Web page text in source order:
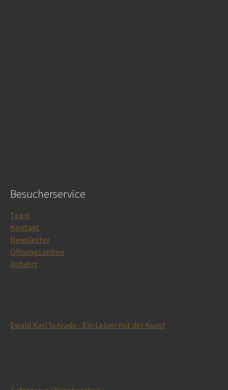
Besucherservice
Team
Kontakt
Newsletter
Öffnungszeiten
Anfahrt
Ewald Karl Schrade - Ein Leben mit der Kunst